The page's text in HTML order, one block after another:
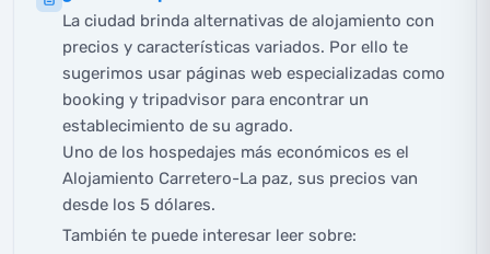
La ciudad brinda alternativas de alojamiento con
precios y características variados. Por ello te
sugerimos usar páginas web especializadas como
booking y tripadvisor para encontrar un
establecimiento de su agrado.
Uno de los hospedajes más económicos es el
Alojamiento Carretero-La paz, sus precios van
desde los 5 dólares.
También te puede interesar leer sobre: